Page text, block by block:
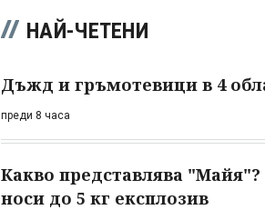
НАЙ-ЧЕТЕНИ
Дъжд и гръмотевици в 4
преди 8 часа
Какво представлява
носи до 5 кг експлозив